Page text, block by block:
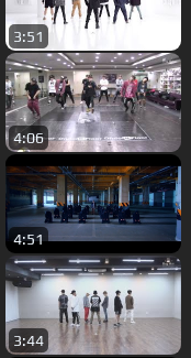
3:51
4:06
4:51
3:44